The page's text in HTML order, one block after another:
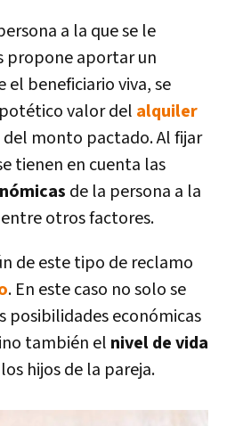
a la que se le
propone aportar un
el beneficiario viva, se
valor del alquiler
monto pactado. Al fijar
tienen en cuenta las
de la persona a la
otros factores.
de este tipo de reclamo
. En este caso no solo se
posibilidades económicas
también el nivel de vida
hijos de la pareja.